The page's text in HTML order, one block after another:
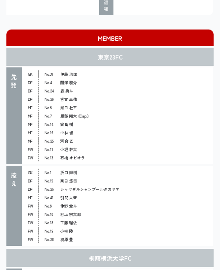
退
場
MEMBER
東京23FC
先
発
GK No.31
伊藤 琉偉
DF
No.4
關澤 駿介
DF
No.24
森 勇斗
DF
No.29
舌古 圭佑
MF
No.6
河田 壮平
MF
No.7
服部 剛大 (Cap.)
MF
No.14
安島 樹
MF
No.16
小林 颯
MF
No.25
河合 匠
FW
No.11
小堀 幹太
FW
No.13 石橋 オビオラ
控
え
GK No.1
折口 輝樹
DF
No.15
栗田 悠巨
DF
No.26
シャヤザルシャンプールタカヤマ
MF
No.41
引間 大聖
FW
No.9
仲野 愛斗
FW
No.10
村上 宗太郎
FW
No.18
工藤 瑠依
FW
No.19
小柳 陸
FW
No.28 梶原 豊
桐蔭横浜大学FC